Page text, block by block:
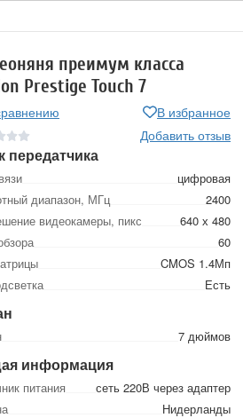
преимум класса
Prestige Touch 7
В избранное
Добавить отзыв
передатчика
цифровая
диапазон, МГц
2400
видеокамеры, пикс
640 х 480
60
CMOS 1.4Мп
Есть
7 дюймов
информация
питания
сеть 220В через адаптер
Нидерланды